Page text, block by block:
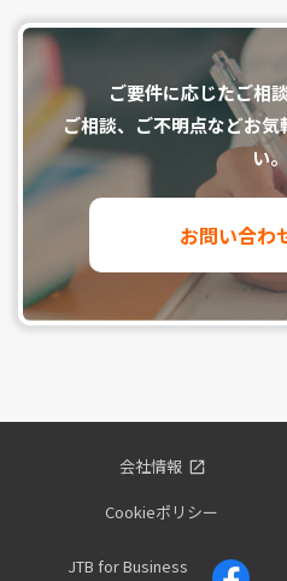
ご要件に応じたご相
ご相談、ご不明点などお
い。
お問い合わ
会社情報
Cookieポリシー
JTB for Business